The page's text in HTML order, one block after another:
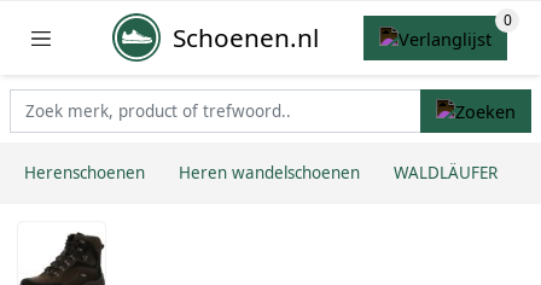
Schoenen.nl
Herenschoenen Heren wandelschoenen WALDLÄUFER